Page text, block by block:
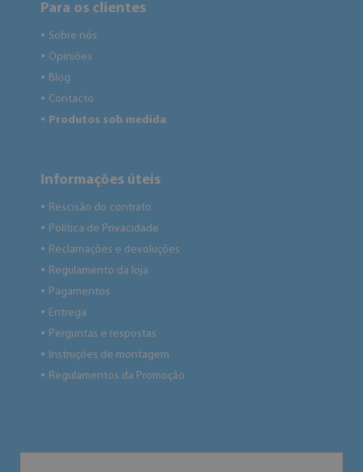
Para os clientes
● Sobre nós
● Opiniões
● Blog
● Contacto
● Produtos sob medida
Informações úteis
● Rescisão do contrato
● Política de Privacidade
● Reclamações e devoluções
● Regulamento da loja
● Pagamentos
● Entrega
● Perguntas e respostas
● Instruções de montagem
● Regulamentos da Promoção